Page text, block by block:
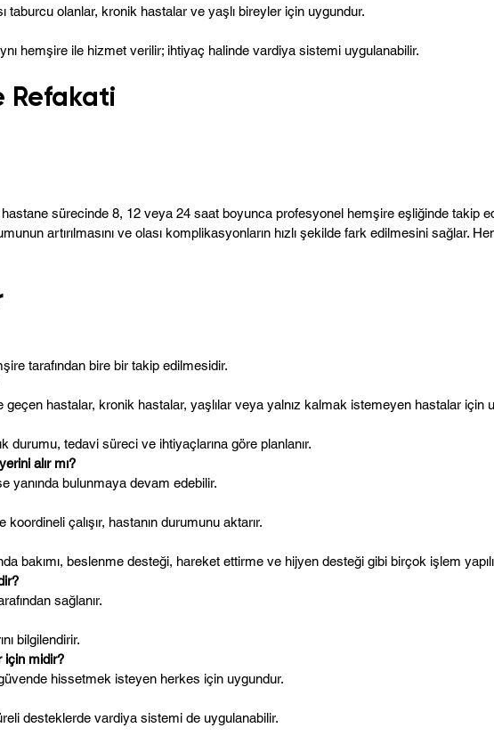
taburcu olanlar, kronik hastalar ve yaşlı bireyler için uygundur.
hemşire ile hizmet verilir; ihtiyaç halinde vardiya sistemi uygulanabilir.
Refakati
sürecinde 8, 12 veya 24 saat boyunca profesyonel hemşire eşliğinde takip
artırılmasını ve olası komplikasyonların hızlı şekilde fark edilmesini sağlar.
tarafından bire bir takip edilmesidir.
geçen hastalar, kronik hastalar, yaşlılar veya yalnız kalmak istemeyen hastalar için
durumu, tedavi süreci ve ihtiyaçlarına göre planlanır.
alır mı?
yanında bulunmaya devam edebilir.
çalışır, hastanın durumunu aktarır.
bakımı, beslenme desteği, hareket ettirme ve hijyen desteği gibi birçok işlem
sağlanır.
bilgilendirir.
için midir?
hissetmek isteyen herkes için uygundur.
desteklerde vardiya sistemi de uygulanabilir.